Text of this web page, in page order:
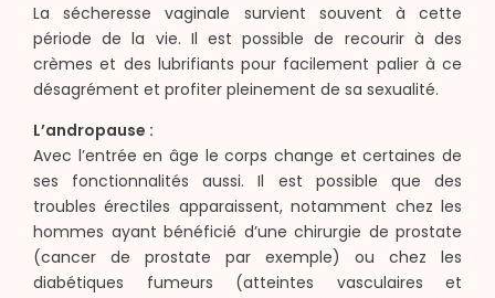
La sécheresse vaginale survient souvent à cette
période de la vie. Il est possible de recourir à des
crèmes et des lubrifiants pour facilement palier à ce
désagrément et profiter pleinement de sa sexualité.
L’andropause :
Avec l’entrée en âge le corps change et certaines de
ses fonctionnalités aussi. Il est possible que des
troubles érectiles apparaissent, notamment chez les
hommes ayant bénéficié d’une chirurgie de prostate
(cancer de prostate par exemple) ou chez les
diabétiques fumeurs (atteintes vasculaires et